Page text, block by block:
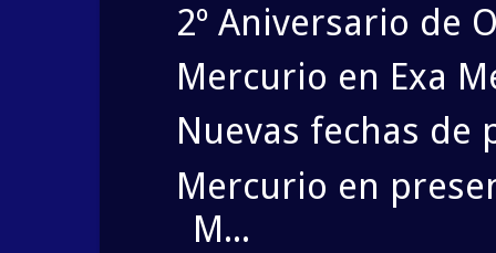
2º Aniversario de
Mercurio en Exa
Nuevas fechas de
Mercurio en
M...